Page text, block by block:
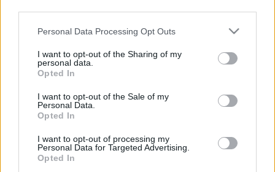
Please note that this website/app uses one or more Google
not limited to your visit or usage behaviour. You may click to
grant or deny consent to Google and its third-party tags to
use your data for below specified purposes in below Google
consent section.
Personal Data Processing Opt Outs
I want to opt-out of the Sharing of my
personal data.
Opted In
I want to opt-out of the Sale of my
Personal Data.
Opted In
I want to opt-out of processing my
Personal Data for Targeted Advertising.
Opted In
fontosságáról, ő állt, a zenekari gyerekek ültek, ő
nyomott a fejükre.
tartott, hogy "Megpuszilta a fejemet! Most fél évig
nem mosok hajat." A hajára néztem. Amennyire meg
Őszinte elismeréssel adóztam a nagy karmester
puszilási rettenthetetlenségének.